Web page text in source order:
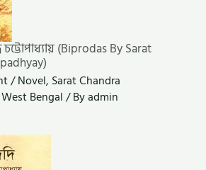
চট্টোপাধ্যায় (Biprodas By Sarat
/Novel, Sarat Chandra
West Bengal/ Byadmin